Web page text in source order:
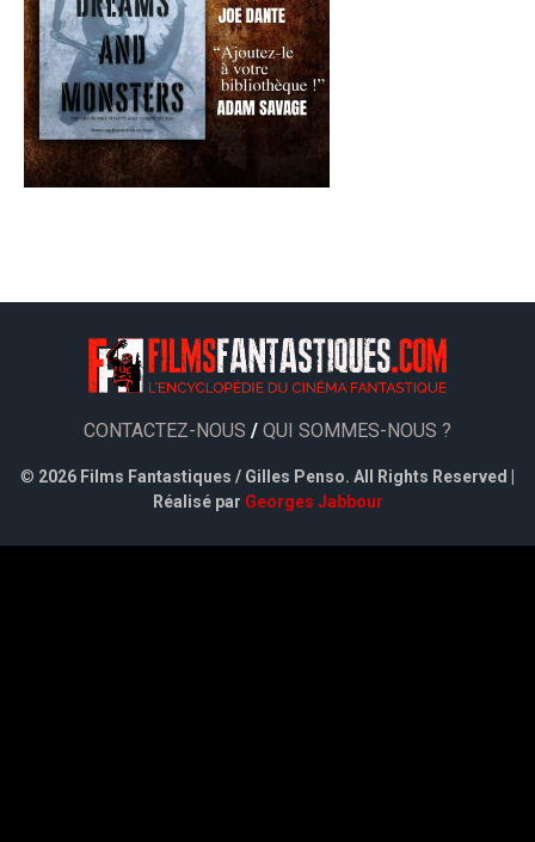
CONTACTEZ-NOUS / QUI SOMMES-NOUS ?
© 2026 Films Fantastiques / Gilles Penso. All Rights Reserved |
Réalisé par Georges Jabbour